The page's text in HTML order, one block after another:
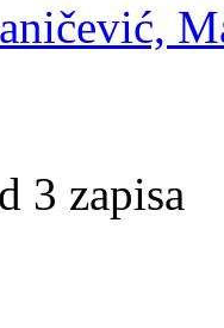
3 zapisa